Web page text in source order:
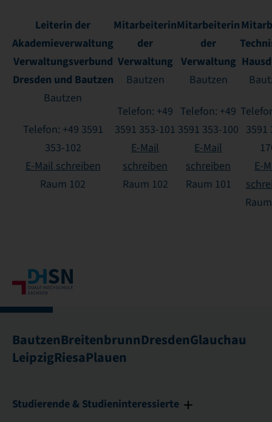
Leiterin der
Akademieverwaltung
Verwaltungsverbund
Dresden und Bautzen
Bautzen
Telefon: +49 3591
353-102
E-Mail schreiben
Raum 102
Mitarbeiterin
der
Verwaltung
Bautzen
Telefon: +49
3591 353-101
E-Mail
schreiben
Raum 102
Mitarbeiterin
der
Verwaltung
Bautzen
Telefon: +49
3591 353-100
E-Mail
schreiben
Raum 101
3591
E-
BautzenBreitenbrunnDresdenGlauchau
LeipzigRiesaPlauen
Studierende & Studieninteressierte